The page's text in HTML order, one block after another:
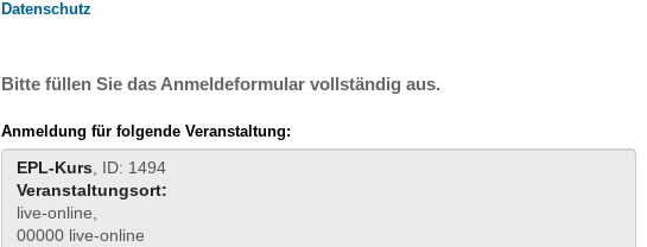
Datenschutz
Bitte füllen Sie das Anmeldeformular vollständig aus.
Anmeldung für folgende Veranstaltung:
EPL-Kurs , ID: 1494
Veranstaltungsort:
live-online,
00000 live-online